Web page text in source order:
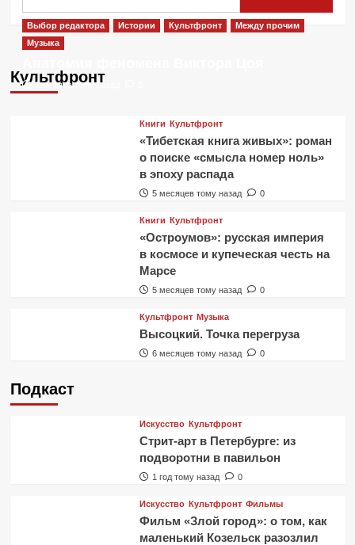
—
современное
Культфронт
Выбор редактора Истории Культфронт
Между прочим
Музыка
2 месяца тому назад
Книги Культфронт
«Тибетская книга живых»: роман
о поиске «смысла номер ноль»
в эпоху распада
5 месяцев тому назад 0
Книги Культфронт
«Остроумов»: русская империя
в космосе и купеческая честь на
Марсе
5 месяцев тому назад 0
Культфронт Музыка
Высоцкий. Точка перегруза
6 месяцев тому назад 0
Подкаст
Искусство Культфронт
Стрит-арт в Петербурге: из
подворотни в павильон
1 год тому назад 0
Искусство Культфронт Фильмы
Фильм «Злой город»: о том, как
маленький Козельск разозлил